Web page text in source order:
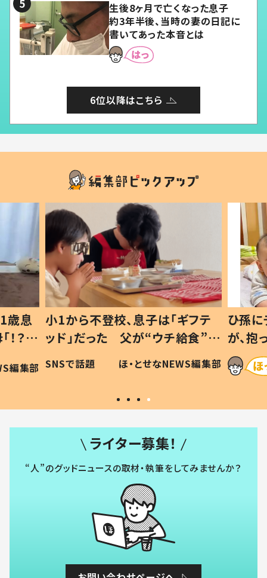
生後8ヶ月で亡くなった息子
約3年半後、当時の妻の日記に
書いてあった本音とは
6位以降はこちら
歳息
？」
編集部
小1から不登校、息子は「ギフテ
ッド」だった 父が“ウチ給食”を
作り続ける理由とは #令和の親
#令和の子
SNSで話題 ほ・とせなNEWS編集部
ひ孫
が、
「涙が
い」
ライター募集！
“人”のグッドニュースの取材・執筆をしてみませんか？